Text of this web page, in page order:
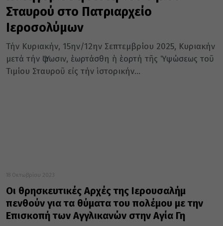
Σταυρού στο Πατριαρχείο
Ιεροσολύμων
Τήν Κυριακήν, 15ην/12ην Σεπτεμβρίου 2025, Κυριακήν
μετά τήν Ὕψωσιν, ἑωρτάσθη ἡ ἑορτή τῆς Ὑψώσεως τοῦ
Τιμίου Σταυροῦ εἰς τήν ἱστορικήν...
18 Οκτωβρίου 2023
Οι θρησκευτικές Αρχές της Ιερουσαλήμ
πενθούν για τα θύματα του πολέμου με την
Επισκοπή των Αγγλικανών στην Αγία Γη